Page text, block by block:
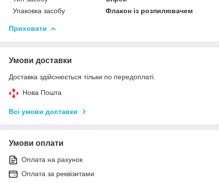
Упаковка засобу
Флакон із розпилювачем
Приховати
Умови доставки
Доставка здійснюється тільки по передоплаті.
Нова Пошта
Всі умови доставки
Умови оплати
Оплата на рахунок
Оплата за реквізитами